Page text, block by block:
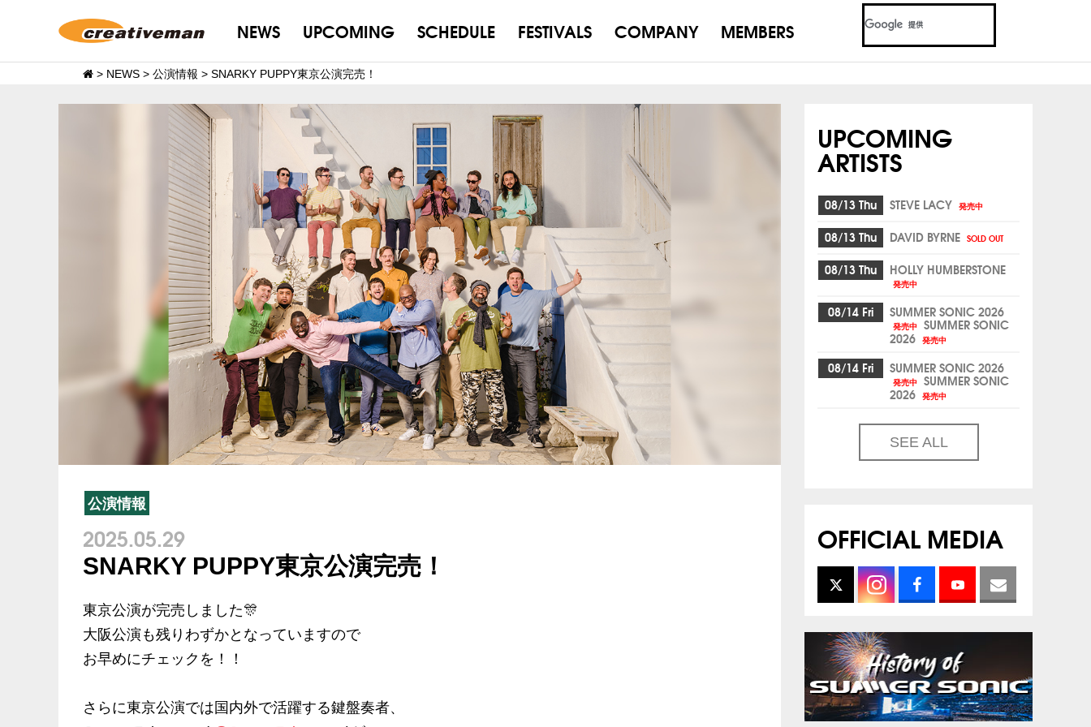
NEWS UPCOMING SCHEDULE FESTIVALS COMPANY MEMBERS
> NEWS > 公演情報 > SNARKY PUPPY東京公演完売！
公演情報
2025.05.29
SNARKY PUPPY東京公演完売！
東京公演が完売しました🎊
大阪公演も残りわずかとなっていますので
お早めにチェックを！！
さらに東京公演では国内外で活躍する鍵盤奏者、
UPCOMING
ARTISTS
08/13 Thu STEVE LACY 発売中
08/13 Thu DAVID BYRNE SOLD OUT
08/13 Thu HOLLY HUMBERSTONE
発売中
08/14 Fri SUMMER SONIC 2026
発売中 SUMMER SONIC
2026 発売中
08/14 Fri SUMMER SONIC 2026
発売中 SUMMER SONIC
2026 発売中
SEE ALL
OFFICIAL MEDIA